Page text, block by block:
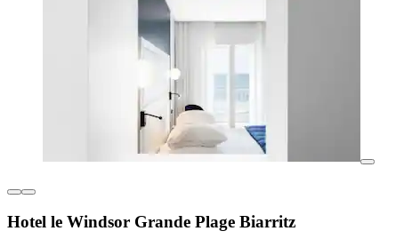
Hotel le Windsor Grande Plage Biarritz